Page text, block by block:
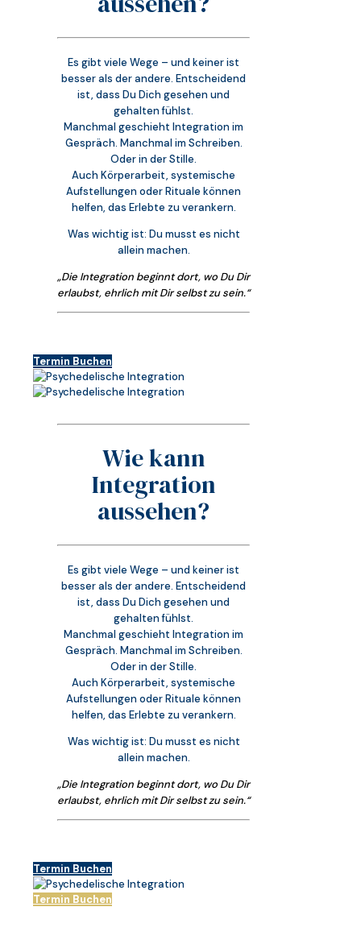
Es gibt viele Wege – und keiner ist
besser als der andere. Entscheidend
ist, dass Du Dich gesehen und
gehalten fühlst.
Manchmal geschieht Integration im
Gespräch. Manchmal im Schreiben.
Oder in der Stille.
Auch Körperarbeit, systemische
Aufstellungen oder Rituale können
helfen, das Erlebte zu verankern.
Was wichtig ist: Du musst es nicht
allein machen.
„Die Integration beginnt dort, wo Du Dir
erlaubst, ehrlich mit Dir selbst zu sein.“
Termin Buchen
Wie kann
Integration
aussehen?
Es gibt viele Wege – und keiner ist
besser als der andere. Entscheidend
ist, dass Du Dich gesehen und
gehalten fühlst.
Manchmal geschieht Integration im
Gespräch. Manchmal im Schreiben.
Oder in der Stille.
Auch Körperarbeit, systemische
Aufstellungen oder Rituale können
helfen, das Erlebte zu verankern.
Was wichtig ist: Du musst es nicht
allein machen.
„Die Integration beginnt dort, wo Du Dir
erlaubst, ehrlich mit Dir selbst zu sein.“
Termin Buchen
Termin Buchen